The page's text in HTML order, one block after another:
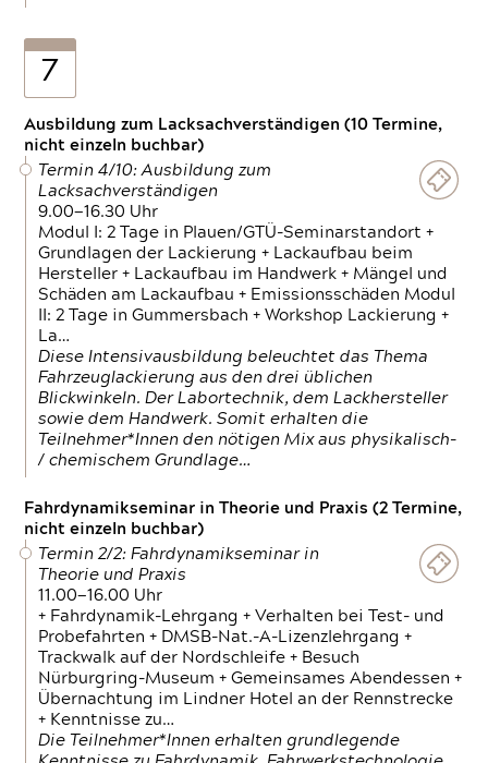
7
Ausbildung zum Lacksachverständigen (10 Termine,
nicht einzeln buchbar)
Termin 4/10: Ausbildung zum
Lacksachverständigen
9.00—16.30 Uhr
Modul I: 2 Tage in Plauen/GTÜ-Seminarstandort +
Grundlagen der Lackierung + Lackaufbau beim
Hersteller + Lackaufbau im Handwerk + Mängel und
Schäden am Lackaufbau + Emissionsschäden Modul
II: 2 Tage in Gummersbach + Workshop Lackierung +
La…
Diese Intensivausbildung beleuchtet das Thema
Fahrzeuglackierung aus den drei üblichen
Blickwinkeln. Der Labortechnik, dem Lackhersteller
sowie dem Handwerk. Somit erhalten die
Teilnehmer*Innen den nötigen Mix aus physikalisch-
/ chemischem Grundlage…
Fahrdynamikseminar in Theorie und Praxis (2 Termine,
nicht einzeln buchbar)
Termin 2/2: Fahrdynamikseminar in
Theorie und Praxis
11.00—16.00 Uhr
+ Fahrdynamik-Lehrgang + Verhalten bei Test- und
Probefahrten + DMSB-Nat.-A-Lizenzlehrgang +
Trackwalk auf der Nordschleife + Besuch
Nürburgring-Museum + Gemeinsames Abendessen +
Übernachtung im Lindner Hotel an der Rennstrecke
+ Kenntnisse zu…
Die Teilnehmer*Innen erhalten grundlegende